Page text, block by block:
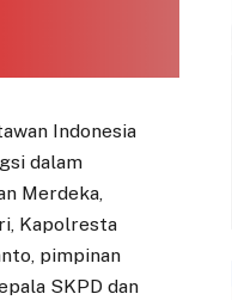
Indonesia
dalam
Merdeka,
Kapolresta
pimpinan
SKPD dan